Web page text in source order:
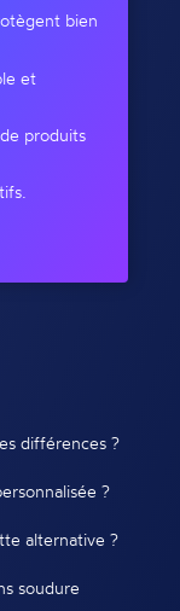
bien
et
produits
différences ?
?
alternative ?
soudure